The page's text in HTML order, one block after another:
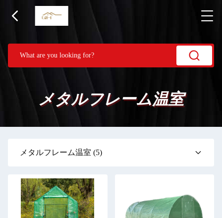
メタルフレーム温室
メタルフレーム温室 (5)